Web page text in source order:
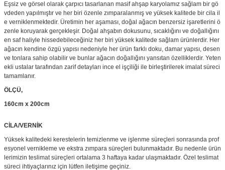
Eşsiz ve görsel olarak çarpıcı tasarlanan masif ahşap karyolamız sağlam bir gö
vdeden yapılmıştır ve her biri özenle zımparalanmış ve yüksek kalitede bir cila il
e verniklenmektedir. Üretimin her aşaması, doğal ağacın benzersiz işaretlerini ö
zenle koruyarak gerçekleşir. Doğal ahşabın dokusunu, sıcaklığını ve doğallığını
en saf haliyle hissedebileceğiniz her biri yüksek kalitede sağlam ürünlerdir. Her
ağacın kendine özgü yapısı nedeniyle her ürün farklı doku, damar yapısı, desen
ve tonlara sahip olabilir ve bunlar ağacın doğallığını yansıtan özelliklerdir. Yeten
ekli ustalar tarafından zarif detayları ince el işçiliği ile birleştirilerek imalat süreci
tamamlanır.
ÖLÇÜ,
160cm x 200cm
CİLA/VERNİK
Yüksek kalitedeki kerestelerin temizlenme ve işlenme süreçleri sonrasında prof
esyonel vernikleme ve ekstra zımpara süreçleri bulunmaktadır. Bu nedenle ürün
lerimizin teslimat süreçleri ortalama 3 haftaya kadar ulaşmaktadır. Özel teslimat
süreci ihtiyaçlarınız için lütfen iletişime geçiniz.